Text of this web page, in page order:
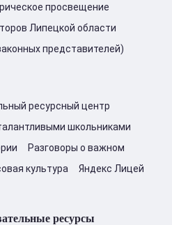
просвещение
Липецкой области
представителей)
ресурсный центр
школьниками
Разговоры о важном
культура Яндекс Лицей
ресурсы